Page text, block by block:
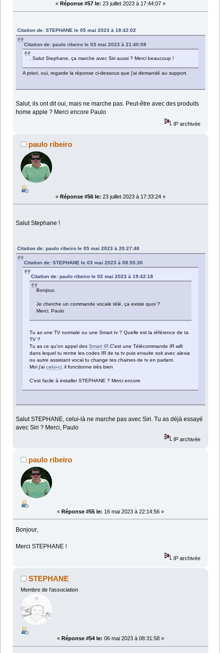
« Réponse #57 le: 23 juillet 2023 à 17:44:07 »
Citation de: STEPHANE le 05 mai 2023 à 18:42:02
Citation de: paulo ribeiro le 03 mai 2023 à 21:40:08
. Salut Stephane, ça marche avec Siri aussi ? Merci beaucoup !
A priori, oui, regarde la réponse ci-dessous que j'ai demandé au support.
Salut, ils ont dit oui, mais ne marche pas. Peut-être avec des produits
home apple ? Merci encore Paulo
IP archivée
paulo ribeiro
« Réponse #56 le: 23 juillet 2023 à 17:33:24 »
Salut Stephane !
Citation de: paulo ribeiro le 05 mai 2023 à 20:27:48
Citation de: STEPHANE le 03 mai 2023 à 08:55:30
Citation de: paulo ribeiro le 02 mai 2023 à 19:42:18
Bonjour,
Je cherche un commande vocale télé, ça existe quoi ?
Merci. Paulo
Tu as une TV normale ou une Smart tv ? Quelle est la référence de ta
TV ?
Tu as ce qu'on appel desSmart IR .C'est une Télécommande IR wifi
dans lequel tu rentre les codes IR de ta tv puis ensuite soit avec alexia
ou autre assistant vocal tu change tes chaines de tv en parlant.
Moi j'aicelui-ci , il fonctionne très bien
C'est facile à installer STEPHANE ? Merci encore
Salut STEPHANE, celui-là ne marche pas avec Siri. Tu as déjà essayé
avec Siri ? Merci, Paulo
IP archivée
paulo ribeiro
« Réponse #55 le: 16 mai 2023 à 22:14:56 »
Bonjour,
Merci STEPHANE !
IP archivée
STEPHANE
Membre de l'association
« Réponse #54 le: 06 mai 2023 à 08:31:58 »